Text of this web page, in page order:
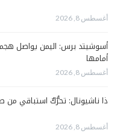
أغسطس 8, 2026
أسوشيتد برس: اليمن يواصل
أمامها
أغسطس 8, 2026
ذا ناشيونال: تحرُّكٌ استباقي من
أغسطس 8, 2026